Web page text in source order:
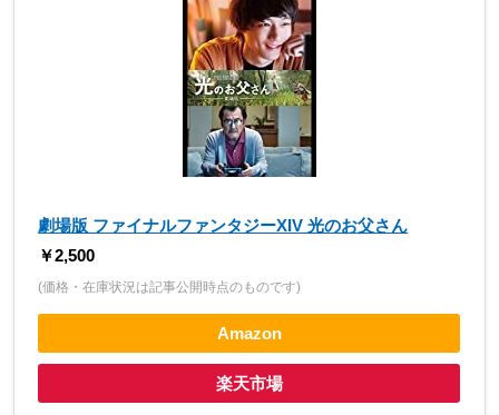
劇場版 ファイナルファンタジーXIV 光のお父さん
￥2,500
(価格・在庫状況は記事公開時点のものです)
Amazon
楽天市場